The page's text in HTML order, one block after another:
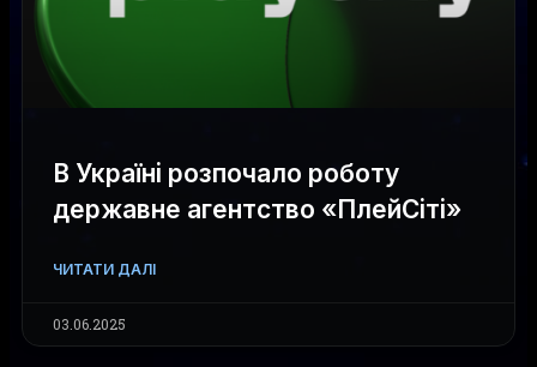
В Україні розпочало роботу
державне агентство «ПлейСіті»
ЧИТАТИ ДАЛІ
03.06.2025